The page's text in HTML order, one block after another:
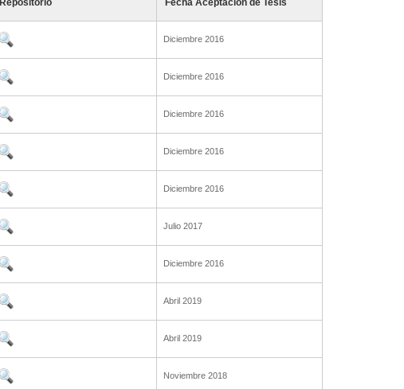
Repositorio Fecha Aceptación de Tesis
Diciembre 2016
Diciembre 2016
Diciembre 2016
Diciembre 2016
Diciembre 2016
Julio 2017
Diciembre 2016
Abril 2019
Abril 2019
Noviembre 2018